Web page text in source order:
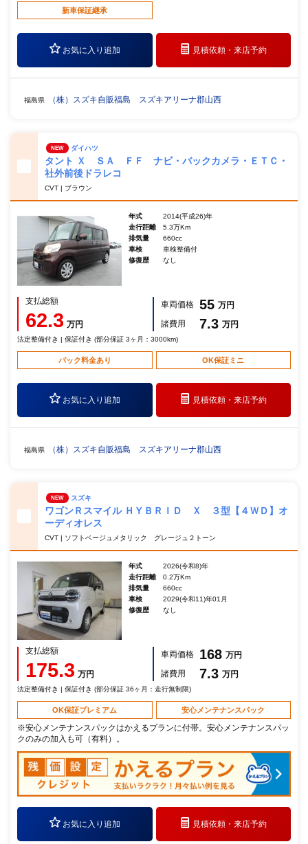
新車保証継承
お気に入り追加 見積依頼・来店予約
福島県 （株）スズキ自販福島 スズキアリーナ郡山西
NEW ダイハツ
タント Ｘ ＳＡ ＦＦ ナビ・バックカメラ・ＥＴＣ・
社外前後ドラレコ
CVT | ブラウン
年式
2014(平成26)年
走行距離
5.3万Km
排気量
660cc
車検
車検整備付
修復歴
なし
支払総額
62.3 万円
車両価格 55 万円
諸費用
7.3 万円
法定整備付き | 保証付き (部分保証 3ヶ月：3000km)
パック料金あり OK保証ミニ
お気に入り追加 見積依頼・来店予約
福島県 （株）スズキ自販福島 スズキアリーナ郡山西
NEW スズキ
ワゴンＲスマイル ＨＹＢＲＩＤ Ｘ ３型【４ＷＤ】オ
ーディオレス
CVT | ソフトベージュメタリック グレージュ２トーン
年式
2026(令和8)年
走行距離
0.2万Km
排気量
660cc
車検
2029(令和11)年01月
修復歴
なし
支払総額
175.3 万円
車両価格 168 万円
諸費用
7.3 万円
法定整備付き | 保証付き (部分保証 36ヶ月：走行無制限)
OK保証プレミアム 安心メンテナンスパック
※安心メンテナンスパックはかえるプランに付帯。安心メンテナンスパッ
クのみの加入も可（有料）。
お気に入り追加 見積依頼・来店予約